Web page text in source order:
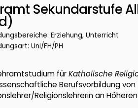
Sekundarstufe
Erziehung, Unterricht
Uni/FH/PH
fürKatholische
Berufsvorbildung
Religionslehrerin an